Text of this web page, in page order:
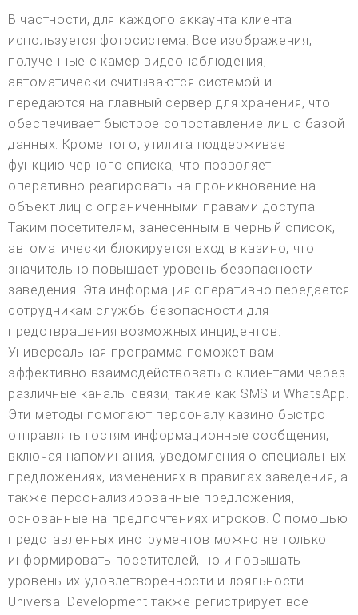
В частности, для каждого аккаунта клиента
используется фотосистема. Все изображения,
полученные с камер видеонаблюдения,
автоматически считываются системой и
передаются на главный сервер для хранения, что
обеспечивает быстрое сопоставление лиц с базой
данных. Кроме того, утилита поддерживает
функцию черного списка, что позволяет
оперативно реагировать на проникновение на
объект лиц с ограниченными правами доступа.
Таким посетителям, занесенным в черный список,
автоматически блокируется вход в казино, что
значительно повышает уровень безопасности
заведения. Эта информация оперативно передается
сотрудникам службы безопасности для
предотвращения возможных инцидентов.
Универсальная программа поможет вам
эффективно взаимодействовать с клиентами через
различные каналы связи, такие как SMS и WhatsApp.
Эти методы помогают персоналу казино быстро
отправлять гостям информационные сообщения,
включая напоминания, уведомления о специальных
предложениях, изменениях в правилах заведения, а
также персонализированные предложения,
основанные на предпочтениях игроков. С помощью
представленных инструментов можно не только
информировать посетителей, но и повышать
уровень их удовлетворенности и лояльности.
Universal Development также регистрирует все